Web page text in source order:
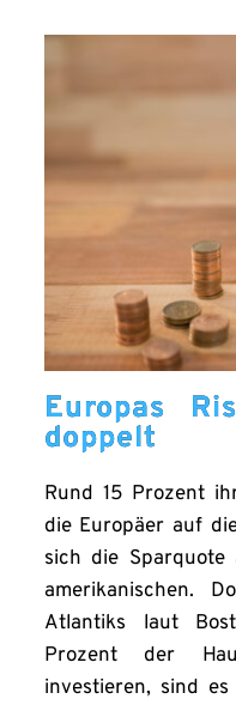
Europas
doppelt
Rund 15 Prozent
die Europäer auf
sich die
amerikanischen.
Atlantiks laut
Prozent der
investieren, sind